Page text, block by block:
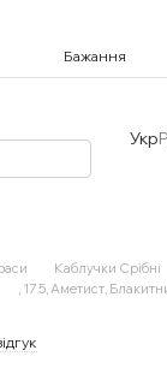
Бажання
Укр
Каблучки Срібні
, 17.5, Аметист,